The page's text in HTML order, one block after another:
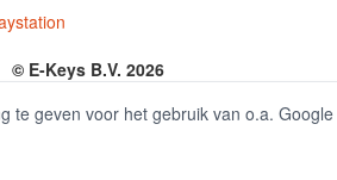
© E-Keys B.V. 2026
geven voor het gebruik van o.a.